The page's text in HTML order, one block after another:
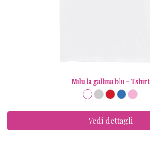
Milu la gallina blu - Tshirt
Vedi dettagli